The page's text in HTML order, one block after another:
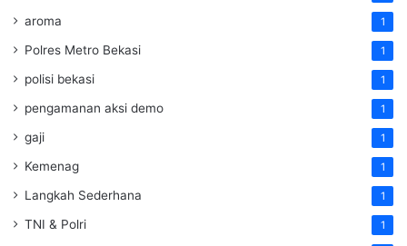
aroma 1
Polres Metro Bekasi 1
polisi bekasi 1
pengamanan aksi demo 1
gaji 1
Kemenag 1
Langkah Sederhana 1
TNI & Polri 1